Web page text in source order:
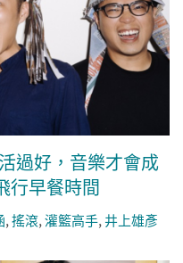
過好，音樂才會成
早餐時間
,搖滾,灌籃高手,井上雄彥